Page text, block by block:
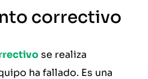
correctivo
se realiza
ha fallado. Es una